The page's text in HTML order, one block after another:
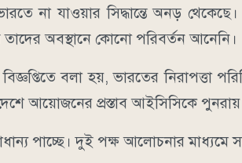
না যাওয়ার সিদ্ধান্তে অনড়
তাদের অবস্থানে কোনো পরিবর্তন আনেনি।
বলা হয়, ভারতের নিরাপত্তা
আয়োজনের প্রস্তাব আইসিসিকে
পাচ্ছে। দুই পক্ষ আলোচনার